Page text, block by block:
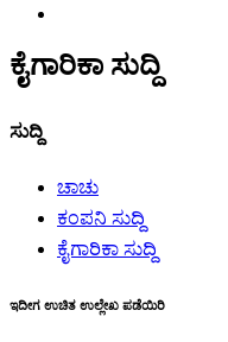
ಕೈಗಾರಿಕಾ ಸುದ್ದಿ
ಸುದ್ದಿ
ಚಾಚು
ಕಂಪನಿ ಸುದ್ದಿ
ಕೈಗಾರಿಕಾ ಸುದ್ದಿ
ಇದೀಗ ಉಚಿತ ಉಲ್ಲೇಖ ಪಡೆಯಿರಿ